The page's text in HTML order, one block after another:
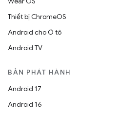
Thiết bị ChromeOS
Android cho Ô tô
Android TV
BẢN PHÁT HÀNH
Android 17
Android 16